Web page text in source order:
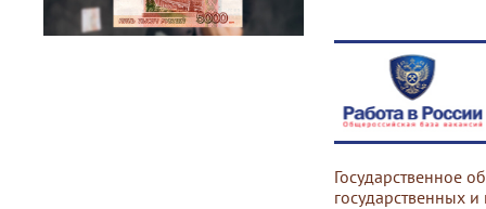
Государственное
государственных